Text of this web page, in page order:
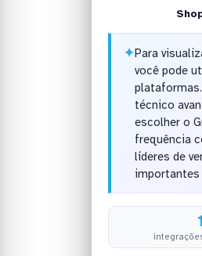
✦Para
você pode
técnico
escolher o
frequência
líderes de
importantes